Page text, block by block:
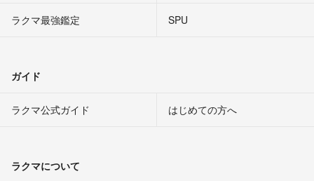
ラクマ最強鑑定
SPU
ガイド
ラクマ公式ガイド はじめての方へ
ラクマについて